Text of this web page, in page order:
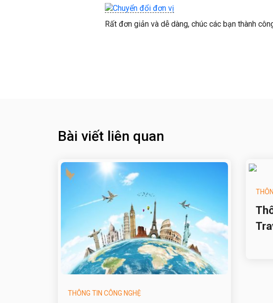
Rất đơn giản và dễ dàng, chúc các bạn thành
Bài viết liên quan
THÔNG TIN CÔNG NGHỆ